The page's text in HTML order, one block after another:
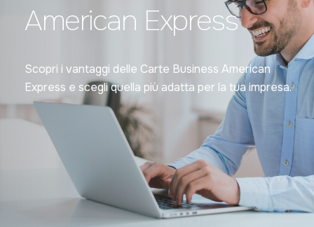
American Express
Scopri i vantaggi delle Carte Business American
Express e scegli quella più adatta per la tua impresa.